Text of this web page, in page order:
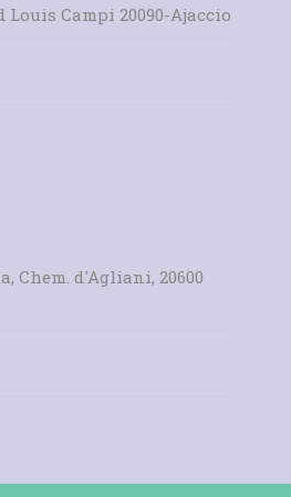
Louis Campi 20090-Ajaccio
Chem. d'Agliani, 20600